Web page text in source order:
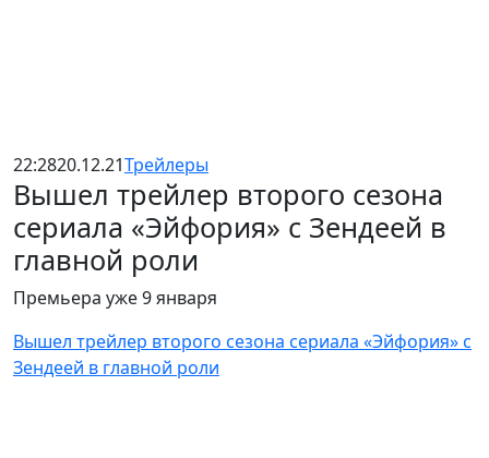
22:2820.12.21Трейлеры
Вышел трейлер второго сезона
сериала «Эйфория» с Зендеей в
главной роли
Премьера уже 9 января
Вышел трейлер второго сезона сериала «Эйфория» с
Зендеей в главной роли